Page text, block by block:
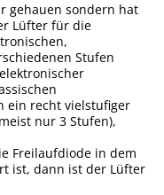
gehauen sondern hat
Lüfter für die
Stufen
ein recht vielstufiger
nur 3 Stufen),
Freilaufdiode in dem
ist, dann ist der Lüfter